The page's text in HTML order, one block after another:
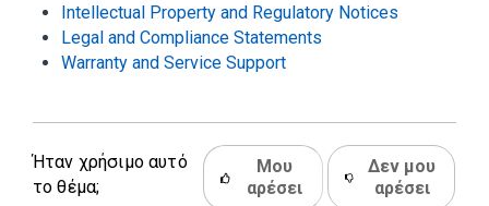
Intellectual Property and Regulatory Notices
Legal and Compliance Statements
Warranty and Service Support
Ήταν χρήσιμο αυτό
το θέμα;
Μου
αρέσει
Δεν μου
αρέσει